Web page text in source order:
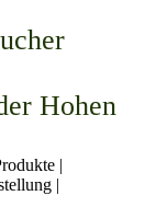
Hohen
|
|